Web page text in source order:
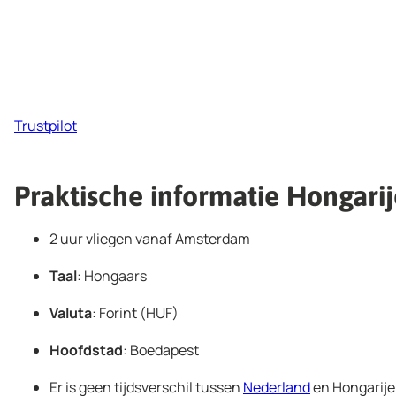
Trustpilot
Praktische informatie
2 uur vliegen vanaf Amsterdam
Taal: Hongaars
Valuta: Forint (HUF)
Hoofdstad: Boedapest
Er is geen tijdsverschil tussen Nederlanden